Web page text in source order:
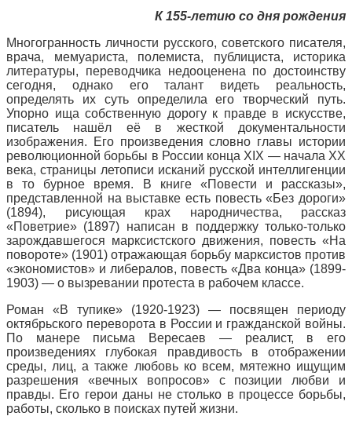
К 155-летию со дня рождения
Многогранность личности русского, советского писателя,
врача, мемуариста, полемиста, публициста, историка
литературы, переводчика недооценена по достоинству
сегодня, однако его талант видеть реальность,
определять их суть определила его творческий путь.
Упорно ища собственную дорогу к правде в искусстве,
писатель нашёл её в жесткой документальности
изображения. Его произведения словно главы истории
революционной борьбы в России конца XIX — начала XX
века, страницы летописи исканий русской интеллигенции
в то бурное время. В книге «Повести и рассказы»,
представленной на выставке есть повесть «Без дороги»
(1894), рисующая крах народничества, рассказ
«Поветрие» (1897) написан в поддержку только-только
зарождавшегося марксистского движения, повесть «На
повороте» (1901) отражающая борьбу марксистов против
«экономистов» и либералов, повесть «Два конца» (1899-
1903) — о вызревании протеста в рабочем классе.
Роман «В тупике» (1920-1923) — посвящен периоду
октябрьского переворота в России и гражданской войны.
По манере письма Вересаев — реалист, в его
произведениях глубокая правдивость в отображении
среды, лиц, а также любовь ко всем, мятежно ищущим
разрешения «вечных вопросов» с позиции любви и
правды. Его герои даны не столько в процессе борьбы,
работы, сколько в поисках путей жизни.